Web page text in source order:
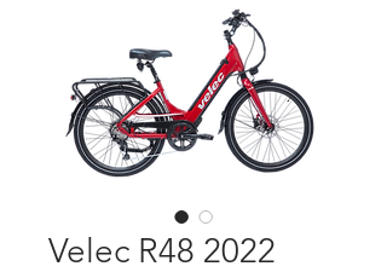
Velec R48 2022